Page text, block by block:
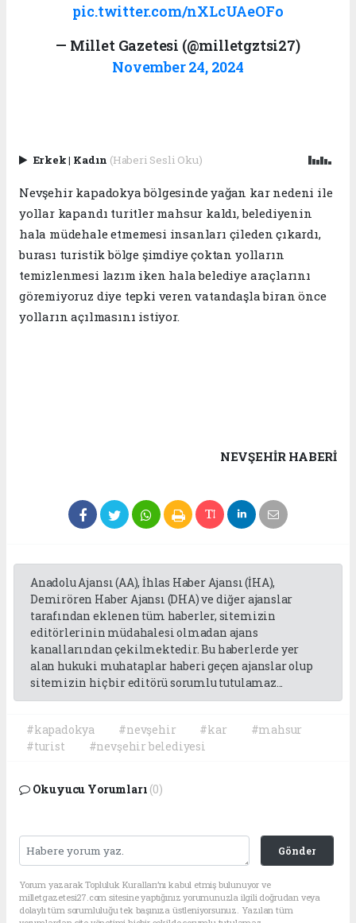
pic.twitter.com/nXLcUAeOFo
— Millet Gazetesi (@milletgztsi27)
November 24, 2024
Erkek| Kadın (Haberi Sesli Oku)
Nevşehir kapadokya bölgesinde yağan kar nedeni ile
yollar kapandı turitler mahsur kaldı, belediyenin
hala müdehale etmemesi insanları çileden çıkardı,
burası turistik bölge şimdiye çoktan yolların
temizlenmesi lazım iken hala belediye araçlarını
göremiyoruz diye tepki veren vatandaşla biran önce
yolların açılmasını istiyor.
NEVŞEHIR HABERİ
Anadolu Ajansı (AA), İhlas Haber Ajansı (İHA),
Demirören Haber Ajansı (DHA) ve diğer ajanslar
tarafından eklenen tüm haberler, sitemizin
editörlerinin müdahalesi olmadan ajans
kanallarından çekilmektedir. Bu haberlerde yer
alan hukuki muhataplar haberi geçen ajanslar olup
sitemizin hiç bir editörü sorumlu tutulamaz...
#kapadokya #nevşehir #kar
#mahsur
#turist
#nevşehir belediyesi
Okuyucu Yorumları (0)
Gönder
Yorum yazarak Topluluk Kuralları’nı kabul etmiş bulunuyor ve
milletgazetesi27.com sitesine yaptığınız yorumunuzla ilgili doğrudan veya
dolaylı tüm sorumluluğu tek başınıza üstleniyorsunuz. Yazılan tüm